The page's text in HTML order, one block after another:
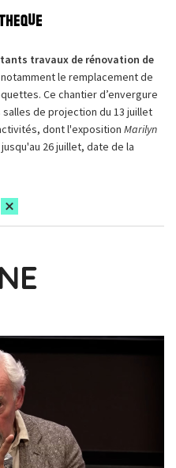
travaux de rénovation de
le remplacement de
Ce chantier d’envergure
de projection du 13 juillet
dont l'exposition Marilyn
26 juillet, date de la